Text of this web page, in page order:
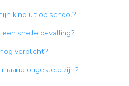
kind uit op school?
een snelle bevalling?
verplicht?
ongesteld zijn?